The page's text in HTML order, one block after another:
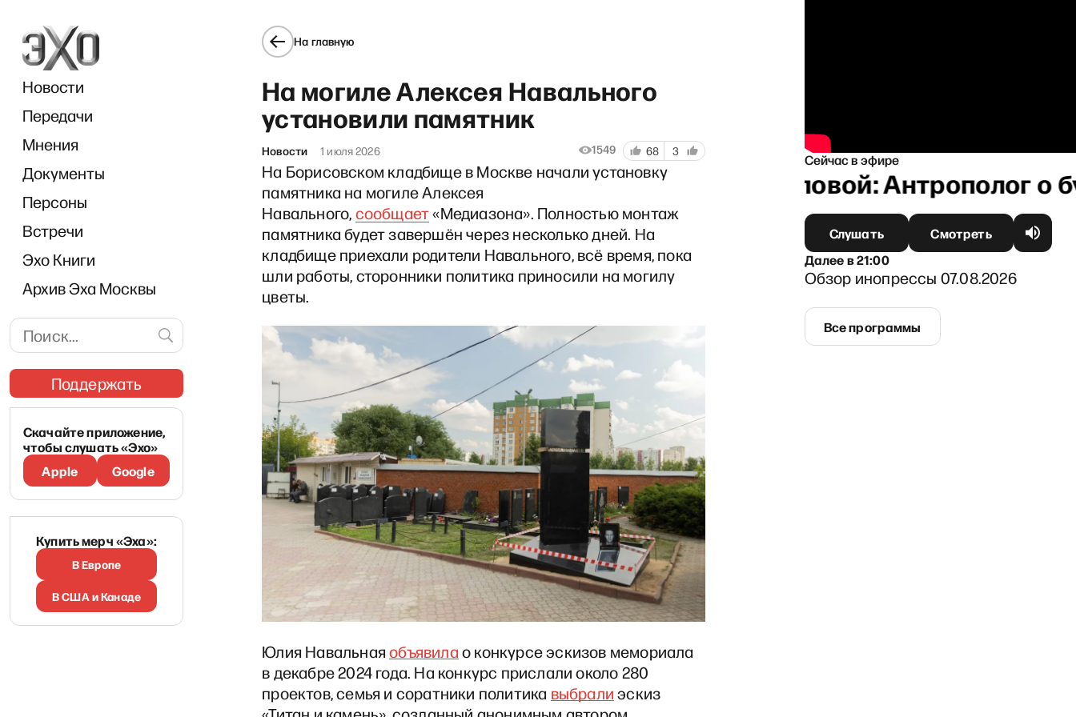
Новости
Передачи
Мнения
Документы
Персоны
Встречи
Эхо Книги
Архив Эха Москвы
Поддержать
Скачайте приложение,
чтобы слушать «Эхо»
Apple
Google
Купить мерч «Эха»:
В Европе
В США и Канаде
На главную
На могиле Алексея Навального
установили памятник
Новости 1 июля 2026 1549 68 3
На Борисовском кладбище в Москве начали установку
памятника на могиле Алексея
Навального,сообщает«Медиазона». Полностью монтаж
памятника будет завершён через несколько дней. На
кладбище приехали родители Навального, всё время, пока
шли работы, сторонники политика приносили на могилу
цветы.
Юлия Навальнаяобъявилао конкурсе эскизов мемориала
в декабре 2024 года. На конкурс прислали около 280
проектов, семья и соратники политика выбралиэскиз
Сейчас в эфире
«Лазарева Тут» с Александрой Архиповой: Антрополог о
Слушать
Смотреть
Далеев21:00
Обзор инопрессы 07.08.2026
Все программы